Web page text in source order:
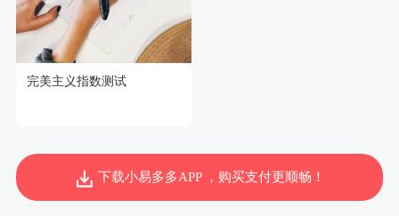
完美主义指数测试
下载小易多多APP ，购买支付更顺畅！